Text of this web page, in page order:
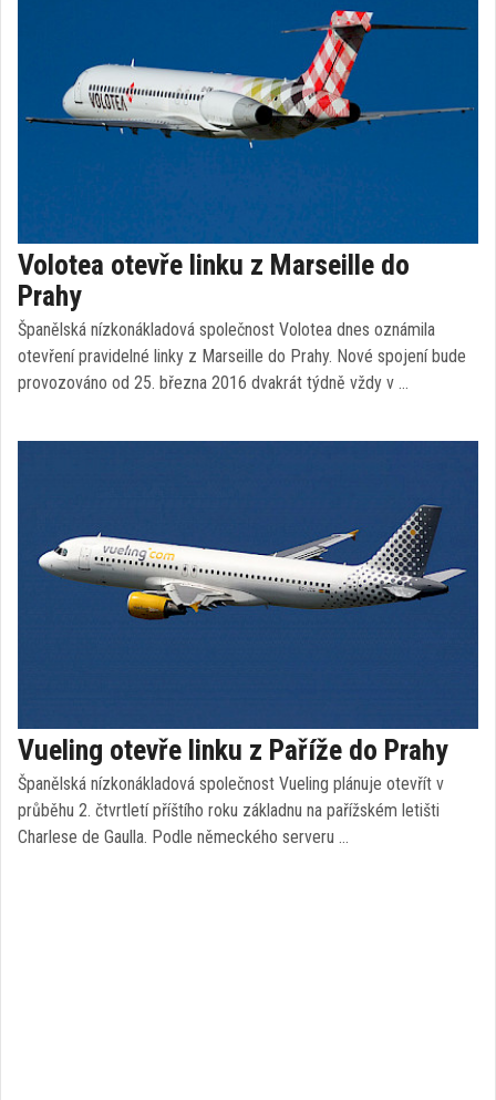
Volotea otevře linku z Marseille do
Prahy
Španělská nízkonákladová společnost Volotea dnes oznámila
otevření pravidelné linky z Marseille do Prahy. Nové spojení bude
provozováno od 25. března 2016 dvakrát týdně vždy v …
Vueling otevře linku z Paříže do Prahy
Španělská nízkonákladová společnost Vueling plánuje otevřít v
průběhu 2. čtvrtletí příštího roku základnu na pařížském letišti
Charlese de Gaulla. Podle německého serveru …